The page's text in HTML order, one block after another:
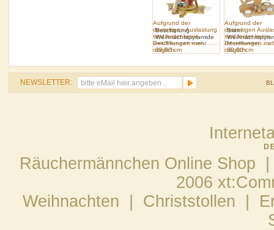
Bescherung
Weihnachtspyramide
mit Tannenbaum
28.00 cm
Aufgrund der
derzeitigen Auslastung
sind leider keine
Bestellungen mehr
möglich.
Stern
Musikengel
30.00 cm
Aufgrund der
derzeitigen
sind leider keine
Bestellungen
möglich.
NEWSLETTER:
Räuchermännchen Online
2006
Weihnachten
Christstollen